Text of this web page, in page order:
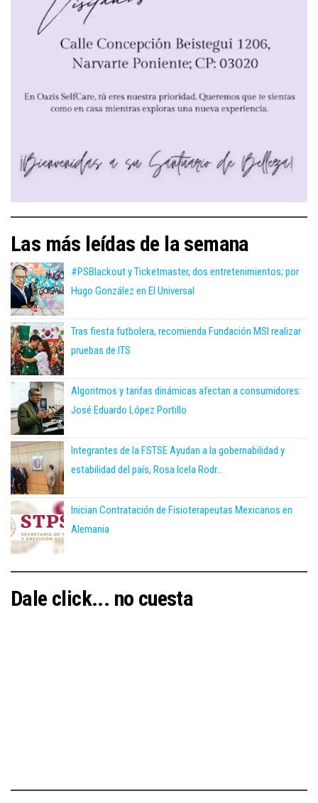
Las más leídas de la semana
#PSBlackout y Ticketmaster, dos entretenimientos; por
Hugo González en El Universal
Tras fiesta futbolera, recomienda Fundación MSI realizar
pruebas de ITS
Algoritmos y tarifas dinámicas afectan a consumidores:
José Eduardo López Portillo
Integrantes de la FSTSE Ayudan a la gobernabilidad y
estabilidad del país, Rosa Icela Rodr...
Inician Contratación de Fisioterapeutas Mexicanos en
Alemania
Dale click... no cuesta